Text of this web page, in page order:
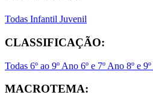
Todas Infantil Juvenil
CLASSIFICAÇÃO:
Todas 6º ao 9º Ano 6º e 7º Ano 8º e
MACROTEMA: